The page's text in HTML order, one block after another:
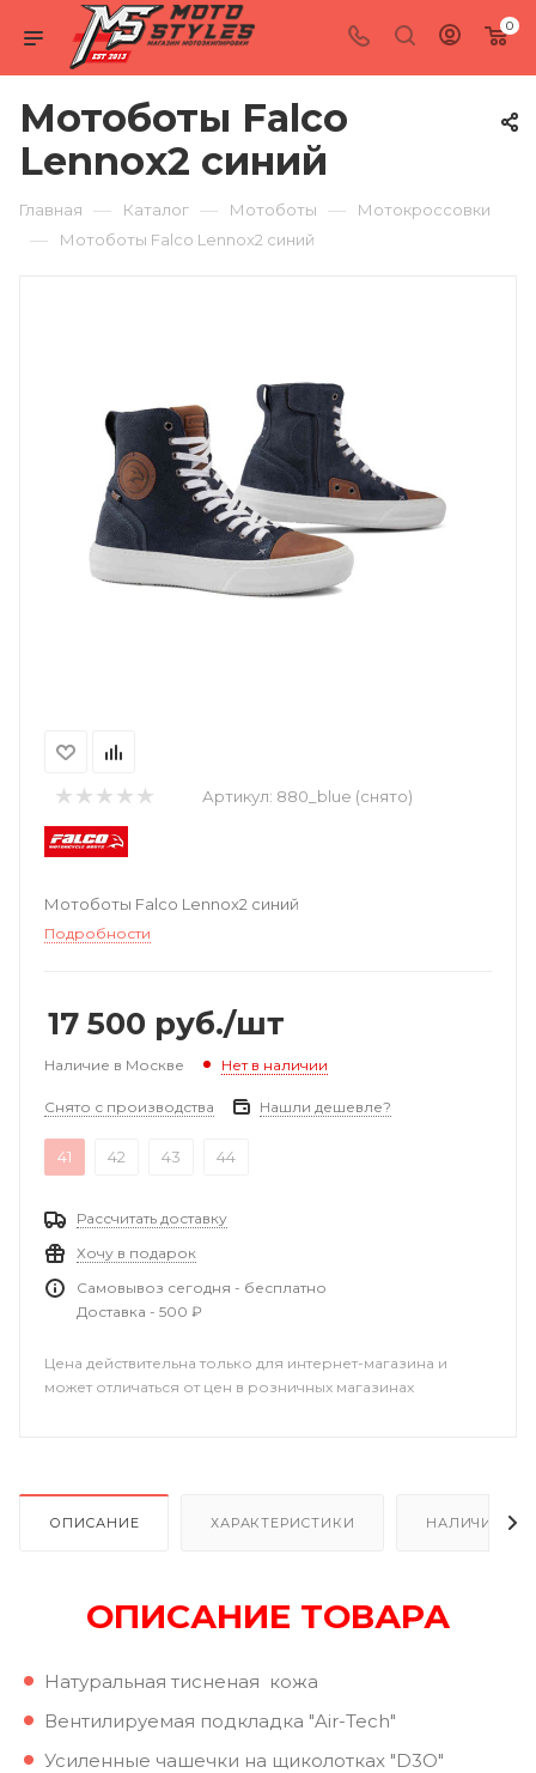
0
Мотоботы Falco
Lennox2 синий
Главная — Каталог — Мотоботы — Мотокроссовки
— Мотоботы Falco Lennox2 синий
Артикул: 880_blue (снято)
Мотоботы Falco Lennox2 синий
Подробности
17 500 руб./шт
Наличие в Москве Нет в наличии
Снято с производства Нашли дешевле?
41 42 43 44
Рассчитать доставку
Хочу в подарок
Самовывоз сегодня - бесплатно
Доставка - 500 ₽
Цена действительна только для интернет-магазина и
может отличаться от цен в розничных магазинах
ОПИСАНИЕ ХАРАКТЕРИСТИКИ НАЛИЧИЕ
ОПИСАНИЕ ТОВАРА
Натуральная тисненая кожа
Вентилируемая подкладка "Air-Tech"
Усиленные чашечки на щиколотках "D3O"